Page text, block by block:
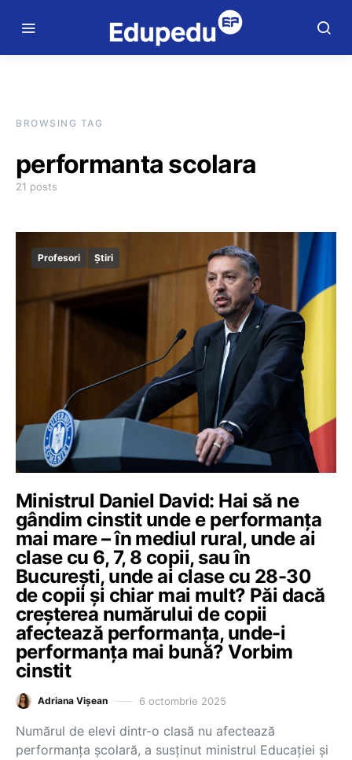
BROWSING TAG
performanta scolara
21 posts
Profesori Știri
Ministrul Daniel David: Hai să ne
gândim cinstit unde e performanța
mai mare – în mediul rural, unde ai
clase cu 6, 7, 8 copii, sau în
București, unde ai clase cu 28-30
de copii și chiar mai mult? Păi dacă
creșterea numărului de copii
afectează performanța, unde-i
performanța mai bună? Vorbim
cinstit
Adriana Vișean 6 octombrie 2025
Numărul de elevi dintr-o clasă nu afectează
performanța școlară, a susținut ministrul Educației și